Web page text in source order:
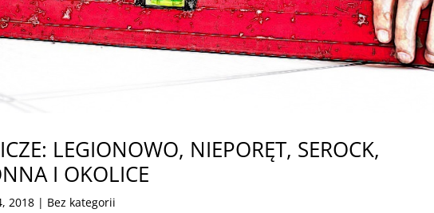
LEGIONOWO, NIEPORĘT, SEROCK,
I OKOLICE
2018 | Bez kategorii